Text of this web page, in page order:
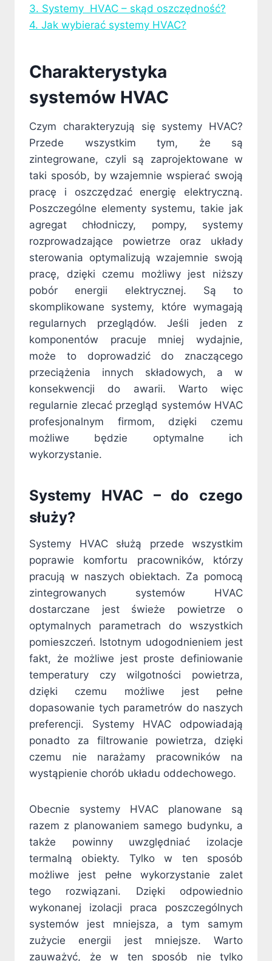
3. Systemy HVAC – skąd oszczędność?
4. Jak wybierać systemy HVAC?
Charakterystyka
systemów HVAC
Czym charakteryzują się systemy HVAC?
Przede wszystkim tym, że są
zintegrowane, czyli są zaprojektowane w
taki sposób, by wzajemnie wspierać swoją
pracę i oszczędzać energię elektryczną.
Poszczególne elementy systemu, takie jak
agregat chłodniczy, pompy, systemy
rozprowadzające powietrze oraz układy
sterowania optymalizują wzajemnie swoją
pracę, dzięki czemu możliwy jest niższy
pobór energii elektrycznej. Są to
skomplikowane systemy, które wymagają
regularnych przeglądów. Jeśli jeden z
komponentów pracuje mniej wydajnie,
może to doprowadzić do znaczącego
przeciążenia innych składowych, a w
konsekwencji do awarii. Warto więc
regularnie zlecać przegląd systemów HVAC
profesjonalnym firmom, dzięki czemu
możliwe będzie optymalne ich
wykorzystanie.
Systemy HVAC – do czego
służy?
Systemy HVAC służą przede wszystkim
poprawie komfortu pracowników, którzy
pracują w naszych obiektach. Za pomocą
zintegrowanych systemów HVAC
dostarczane jest świeże powietrze o
optymalnych parametrach do wszystkich
pomieszczeń. Istotnym udogodnieniem jest
fakt, że możliwe jest proste definiowanie
temperatury czy wilgotności powietrza,
dzięki czemu możliwe jest pełne
dopasowanie tych parametrów do naszych
preferencji. Systemy HVAC odpowiadają
ponadto za filtrowanie powietrza, dzięki
czemu nie narażamy pracowników na
wystąpienie chorób układu oddechowego.
Obecnie systemy HVAC planowane są
razem z planowaniem samego budynku, a
także powinny uwzględniać izolacje
termalną obiekty. Tylko w ten sposób
możliwe jest pełne wykorzystanie zalet
tego rozwiązani. Dzięki odpowiednio
wykonanej izolacji praca poszczególnych
systemów jest mniejsza, a tym samym
zużycie energii jest mniejsze. Warto
zauważyć, że w ten sposób nie tylko